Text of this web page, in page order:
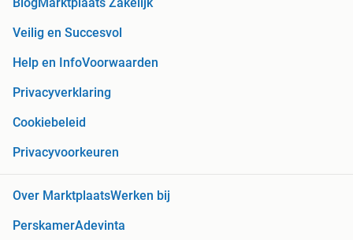
Veilig en Succesvol
Help en InfoVoorwaarden
Privacyverklaring
Cookiebeleid
Privacyvoorkeuren
Over MarktplaatsWerken bij
PerskamerAdevinta